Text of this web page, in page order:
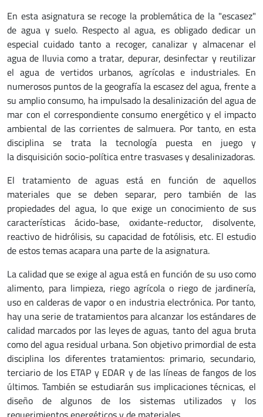
En esta asignatura se recoge la problemática de la "escasez"
de agua y suelo. Respecto al agua, es obligado dedicar un
especial cuidado tanto a recoger, canalizar y almacenar el
agua de lluvia como a tratar, depurar, desinfectar y reutilizar
el agua de vertidos urbanos, agrícolas e industriales. En
numerosos puntos de la geografía la escasez del agua, frente a
su amplio consumo, ha impulsado la desalinización del agua de
mar con el correspondiente consumo energético y el impacto
ambiental de las corrientes de salmuera. Por tanto, en esta
disciplina se trata la tecnología puesta en juego y
la disquisición socio-política entre trasvases y desalinizadoras.
El tratamiento de aguas está en función de aquellos
materiales que se deben separar, pero también de las
propiedades del agua, lo que exige un conocimiento de sus
características ácido-base, oxidante-reductor, disolvente,
reactivo de hidrólisis, su capacidad de fotólisis, etc. El estudio
de estos temas acapara una parte de la asignatura.
La calidad que se exige al agua está en función de su uso como
alimento, para limpieza, riego agrícola o riego de jardinería,
uso en calderas de vapor o en industria electrónica. Por tanto,
hay una serie de tratamientos para alcanzar los estándares de
calidad marcados por las leyes de aguas, tanto del agua bruta
como del agua residual urbana. Son objetivo primordial de esta
disciplina los diferentes tratamientos: primario, secundario,
terciario de los ETAP y EDAR y de las líneas de fangos de los
últimos. También se estudiarán sus implicaciones técnicas, el
diseño de algunos de los sistemas utilizados y los